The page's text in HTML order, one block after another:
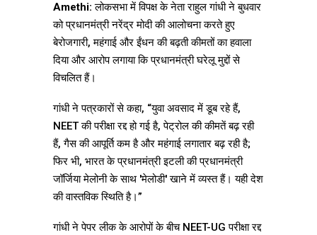
Amethi: लोकसभा में विपक्ष के नेता राहुल गांधी ने बुधवार
को प्रधानमंत्री नरेंद्र मोदी की आलोचना करते हुए
बेरोजगारी, महंगाई और ईंधन की बढ़ती कीमतों का हवाला
दिया और आरोप लगाया कि प्रधानमंत्री घरेलू मुद्दों से
विचलित हैं।
गांधी ने पत्रकारों से कहा, “युवा अवसाद में डूब रहे हैं,
NEET की परीक्षा रद्द हो गई है, पेट्रोल की कीमतें बढ़ रही
हैं, गैस की आपूर्ति कम है और महंगाई लगातार बढ़ रही है;
फिर भी, भारत के प्रधानमंत्री इटली की प्रधानमंत्री
जॉर्जिया मेलोनी के साथ 'मेलोडी' खाने में व्यस्त हैं। यही देश
की वास्तविक स्थिति है।”
गांधी ने पेपर लीक के आरोपों के बीच NEET-UG परीक्षा रद्द